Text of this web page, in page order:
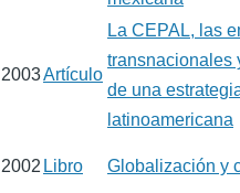
2003Artículo
La CEPAL, las
transnacionales
de una
latinoamericana
2002 Libro Globalización y